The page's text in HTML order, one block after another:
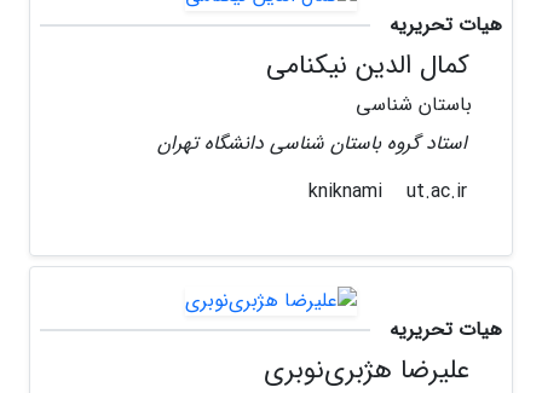
هیات تحریریه
کمال الدین نیکنامی
باستان شناسی
استاد گروه باستان شناسی دانشگاه تهران
ut.ac.ir
هیات تحریریه
علیرضا هژبری‌نوبری